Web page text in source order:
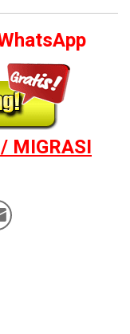
MIGRASI